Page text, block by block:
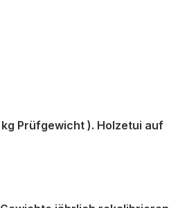
Prüfgewicht ). Holzetui auf